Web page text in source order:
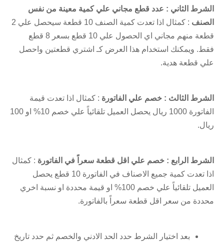
الشرط الثاني : عدد قطع مجاني علي كمية معينة من نفس
الصنف
: كمثال اذا تعدت كمية الصنف 10 قطعة سيحصل علي 2
قطعة منهم مجاني اي الحصول علي 10 قطع بسعر 8 قطع
فقط. ويمكنك استخدام هذا العرض كـ اشتري قطعتين واحصل
علي قطعة هدية.
الشرط الثالث : خصم علي الفاتورة : كمثال اذا تعدت قيمة
الفاتورة 1000 ريال يحصل العميل تلقائياً علي خصم 10% او 100
ريال.
الشرط الرابع : خصم علي اقل قطعة سعراً في الفاتورة : كمثال
اذا تعدت كمية جميع الاصناف في الفاتورة 10 قطع يحصل
العميل تلقائياً علي خصم 100% او قيمة محددة او نسبة اخري
محددة من سعر اقل قطعة سعراً بالفاتورة.
بعد اختيار الشرط حدد الحد الادني والخصم ثم حدد تاريخ